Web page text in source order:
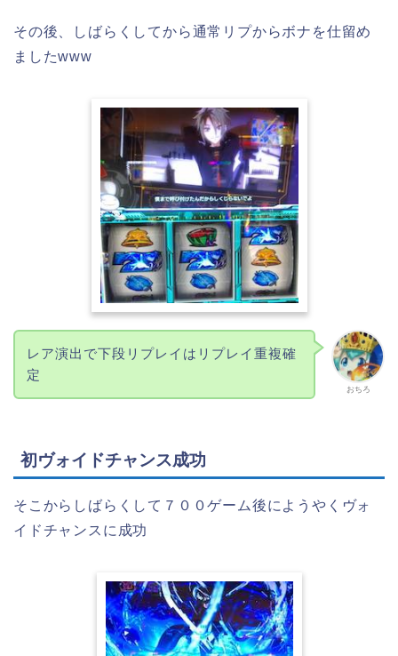
その後、しばらくしてから通常リプからボナを仕留め
ましたwww
おちろ
レア演出で下段リプレイはリプレイ重複確
定
初ヴォイドチャンス成功
そこからしばらくして７００ゲーム後にようやくヴォ
イドチャンスに成功